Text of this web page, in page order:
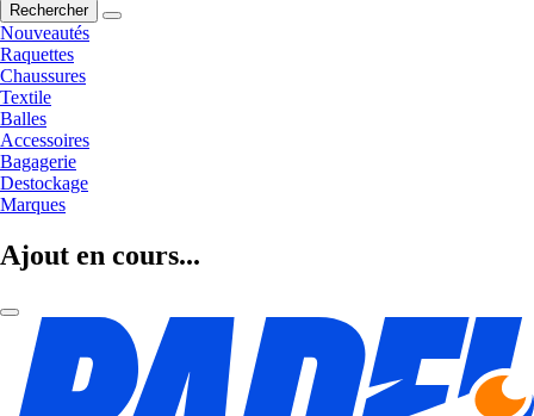
Rechercher
Nouveautés
Raquettes
Chaussures
Textile
Balles
Accessoires
Bagagerie
Destockage
Marques
Ajout en cours...